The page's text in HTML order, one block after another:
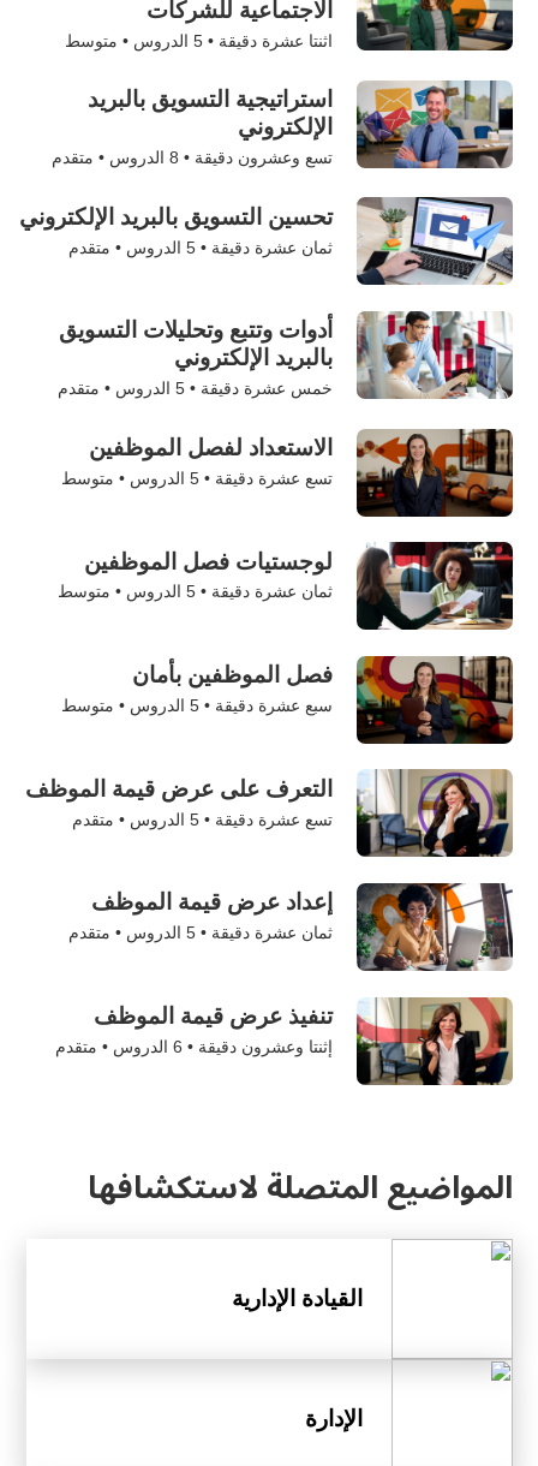
الاجتماعية للشركات
اثنتا عشرة دقيقة •5 الدروس • متوسط
استراتيجية التسويق بالبريد
الإلكتروني
تسع وعشرون دقيقة • 8 الدروس • متقدم
تحسين التسويق بالبريد الإلكتروني
ثمان عشرة دقيقة •5 الدروس • متقدم
أدوات وتتبع وتحليلات التسويق
بالبريد الإلكتروني
خمس عشرة دقيقة •5 الدروس • متقدم
الاستعداد لفصل الموظفين
تسع عشرة دقيقة •5 الدروس • متوسط
لوجستيات فصل الموظفين
ثمان عشرة دقيقة •5 الدروس • متوسط
فصل الموظفين بأمان
سبع عشرة دقيقة •5 الدروس • متوسط
التعرف على عرض قيمة الموظف
تسع عشرة دقيقة •5 الدروس • متقدم
إعداد عرض قيمة الموظف
ثمان عشرة دقيقة •5 الدروس • متقدم
تنفيذ عرض قيمة الموظف
إثنتا وعشرون دقيقة • 6 الدروس • متقدم
المواضيع المتصلة لاستكشافها
القيادة الإدارية
الإدارة